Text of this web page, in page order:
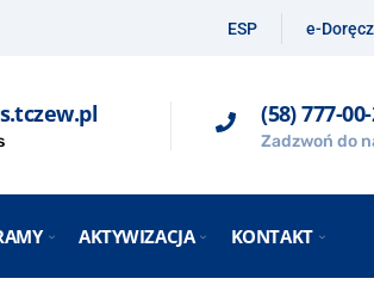
ESP e-
(58) 777-
Zadzwoń do
AKTYWIZACJA KONTAKT